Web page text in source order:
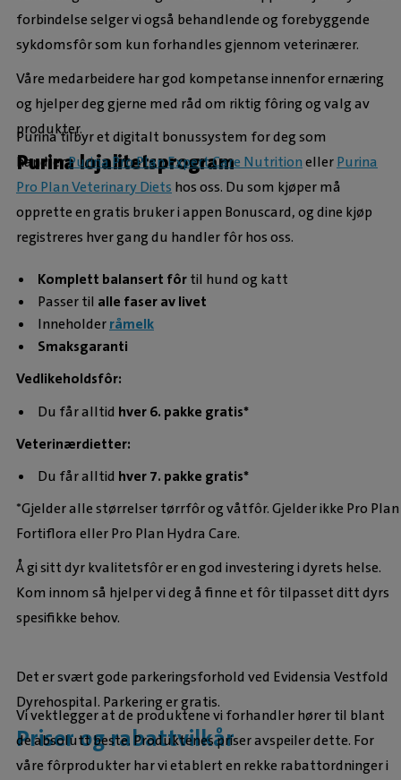
forbindelse selger vi også behandlende og forebyggende
sykdomsfôr som kun forhandles gjennom veterinærer.
Våre medarbeidere har god kompetanse innenfor ernæring
og hjelper deg gjerne med råd om riktig fôring og valg av
produkter.
Purina lojalitetsprogram
Purina tilbyr et digitalt bonussystem for deg som
handlerPurina Pro Plan Expert Care NutritionellerPurina
Pro Plan Veterinary Diets hos oss. Du som kjøper må
opprette en gratis bruker i appen Bonuscard, og dine kjøp
registreres hver gang du handler fôr hos oss.
Komplett balansert fôrtil hund og katt
Passer til alle faser av livet
Inneholderråmelk
Smaksgaranti
Vedlikeholdsfôr:
Du får alltid hver 6. pakke gratis*
Veterinærdietter:
Du får alltid hver 7. pakke gratis*
*Gjelder alle størrelser tørrfôr og våtfôr. Gjelder ikke Pro Plan
Fortiflora eller Pro Plan Hydra Care.
Å gi sitt dyr kvalitetsfôr er en god investering i dyrets helse.
Kom innom så hjelper vi deg å finne et fôr tilpasset ditt dyrs
spesifikke behov.
Det er svært gode parkeringsforhold ved Evidensia Vestfold
Dyrehospital. Parkering er gratis.
Priser og rabattvilkår
Vi vektlegger at de produktene vi forhandler hører til blant
de absolutt beste. Produktenes priser avspeiler dette. For
våre fôrprodukter har vi etablert en rekke rabattordninger i